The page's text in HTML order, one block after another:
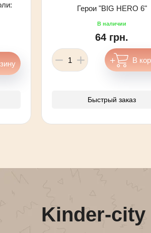
Герои "BIG HERO 6"
64 грн.
Быстрый заказ
Kinder-city